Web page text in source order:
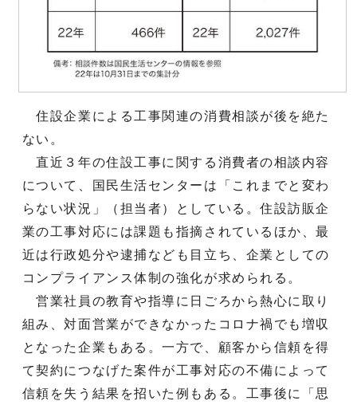
住設企業による工事関連の消費相談が後を絶た
ない。
直近３年の住設工事に関する消費者の相談内容
について、国民生活センターは「これまでと変わ
らない状況」（担当者）としている。住設訪販企
業の工事対応には課題も指摘されているほか、最
近は行政処分や逮捕なども目立ち、企業としての
コンプライアンス体制の強化が求められる。
営業社員の教育や指導に日ごろから熱心に取り
組み、対面営業ができなかったコロナ禍でも増収
となった企業もある。一方で、顧客から信頼を得
て契約につなげた案件が工事対応の不備によって
信頼を失う結果を招いた例もある。工事後に「思